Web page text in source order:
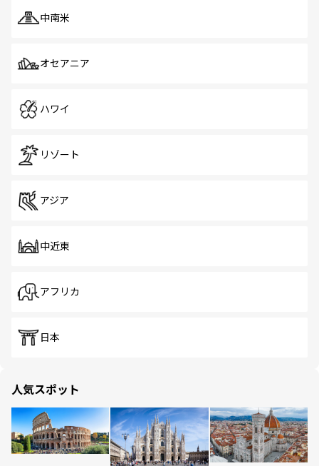
中南米
オセアニア
ハワイ
リゾート
アジア
中近東
アフリカ
日本
人気スポット